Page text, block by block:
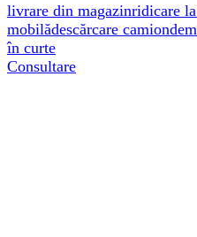
livrare din magazinridicare
mobilădescărcare camion
în curte
Consultare